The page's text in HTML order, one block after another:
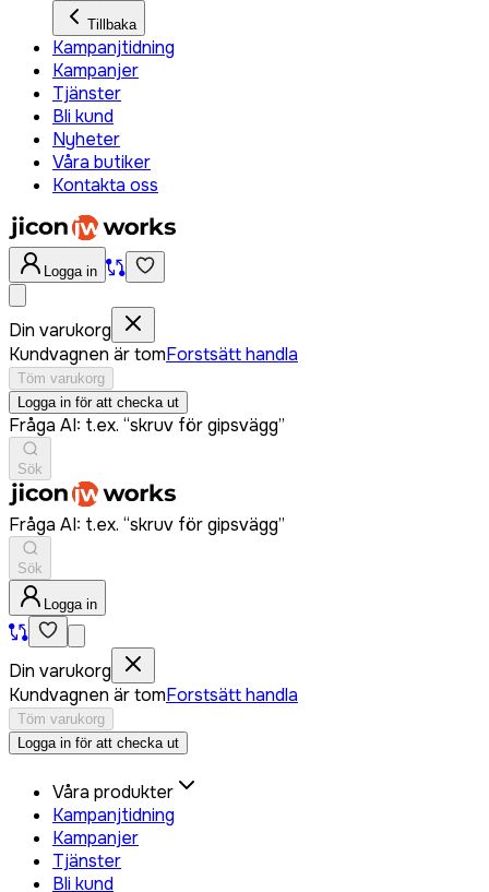
Tillbaka
Kampanjtidning
Kampanjer
Tjänster
Bli kund
Nyheter
Våra butiker
Kontakta oss
Logga in
Din varukorg
Kundvagnen är tomForstsätt handla
Töm varukorg
Logga in för att checka ut
Fråga AI: t.ex. “skruv för gipsvägg”
Sök
Fråga AI: t.ex. “skruv för gipsvägg”
Sök
Logga in
Din varukorg
Kundvagnen är tomForstsätt handla
Töm varukorg
Logga in för att checka ut
Våra produkter
Kampanjtidning
Kampanjer
Tjänster
Bli kund